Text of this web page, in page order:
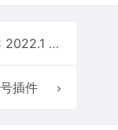
25/26/2023
插件